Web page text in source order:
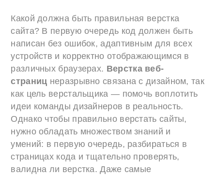
Какой должна быть правильная верстка
сайта? В первую очередь код должен быть
написан без ошибок, адаптивным для всех
устройств и корректно отображающимся в
различных браузерах. Верстка веб-
страниц неразрывно связана с дизайном, так
как цель верстальщика — помочь воплотить
идеи команды дизайнеров в реальность.
Однако чтобы правильно верстать сайты,
нужно обладать множеством знаний и
умений: в первую очередь, разбираться в
страницах кода и тщательно проверять,
валидна ли верстка. Даже самые